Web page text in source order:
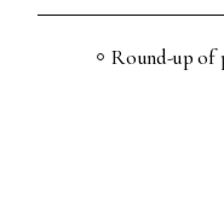
Round-up of